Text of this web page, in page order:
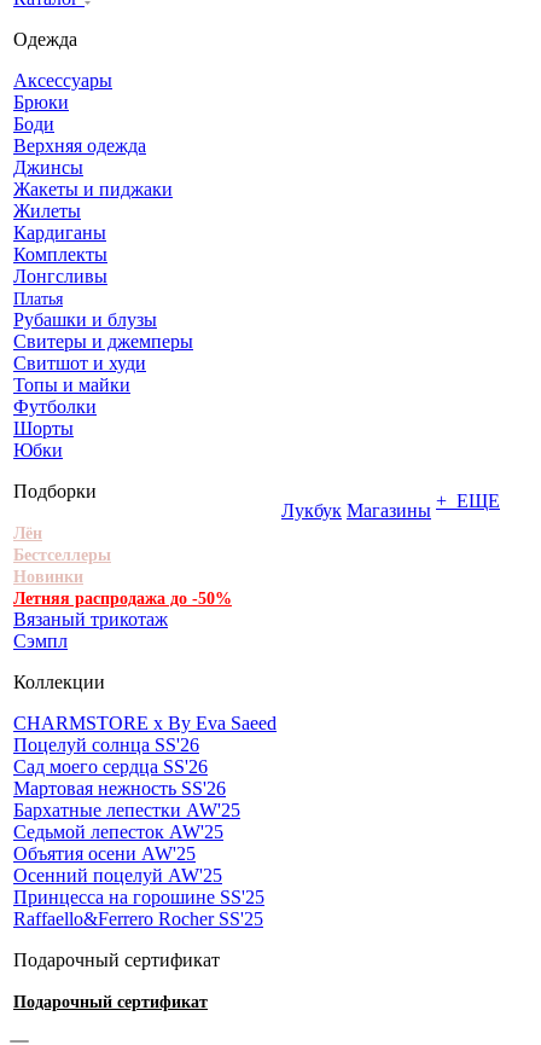
Одежда
Аксессуары
Брюки
Боди
Верхняя одежда
Джинсы
Жакеты и пиджаки
Жилеты
Кардиганы
Комплекты
Лонгсливы
Платья
Рубашки и блузы
Свитеры и джемперы
Свитшот и худи
Топы и майки
Футболки
Шорты
Юбки
Подборки
Лён
Бестселлеры
Новинки
Летняя распродажа до -50%
Вязаный трикотаж
Сэмпл
Коллекции
CHARMSTORE х By Eva Saeed
Поцелуй солнца SS'26
Сад моего сердца SS'26
Мартовая нежность SS'26
Бархатные лепестки AW'25
Седьмой лепесток AW'25
Объятия осени AW'25
Осенний поцелуй AW'25
Принцесса на горошине SS'25
Raffaello&Ferrero Rocher SS'25
Подарочный сертификат
Подарочный сертификат
Лукбук Магазины + ЕЩЕ